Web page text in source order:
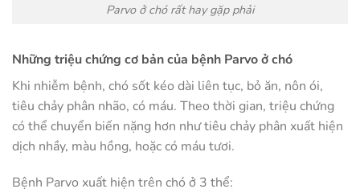
Parvo ở chó rất hay gặp phải
Những triệu chứng cơ bản của bệnh Parvo ở chó
Khi nhiễm bệnh, chó sốt kéo dài liên tục, bỏ ăn, nôn ói,
tiêu chảy phân nhão, có máu. Theo thời gian, triệu chứng
có thể chuyển biến nặng hơn như tiêu chảy phân xuất hiện
dịch nhầy, màu hồng, hoặc có máu tươi.
Bệnh Parvo xuất hiện trên chó ở 3 thể: